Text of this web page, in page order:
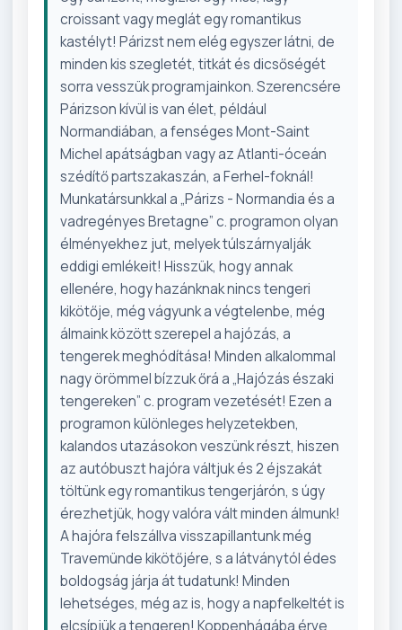
croissant vagy meglát egy romantikus
kastélyt! Párizst nem elég egyszer látni, de
minden kis szegletét, titkát és dicsőségét
sorra vesszük programjainkon. Szerencsére
Párizson kívül is van élet, például
Normandiában, a fenséges Mont-Saint
Michel apátságban vagy az Atlanti-óceán
szédítő partszakaszán, a Ferhel-foknál!
Munkatársunkkal a „Párizs - Normandia és a
vadregényes Bretagne” c. programon olyan
élményekhez jut, melyek túlszárnyalják
eddigi emlékeit! Hisszük, hogy annak
ellenére, hogy hazánknak nincs tengeri
kikötője, még vágyunk a végtelenbe, még
álmaink között szerepel a hajózás, a
tengerek meghódítása! Minden alkalommal
nagy örömmel bízzuk őrá a „Hajózás északi
tengereken” c. program vezetését! Ezen a
programon különleges helyzetekben,
kalandos utazásokon veszünk részt, hiszen
az autóbuszt hajóra váltjuk és 2 éjszakát
töltünk egy romantikus tengerjárón, s úgy
érezhetjük, hogy valóra vált minden álmunk!
A hajóra felszállva visszapillantunk még
Travemünde kikötőjére, s a látványtól édes
boldogság járja át tudatunk! Minden
lehetséges, még az is, hogy a napfelkeltét is